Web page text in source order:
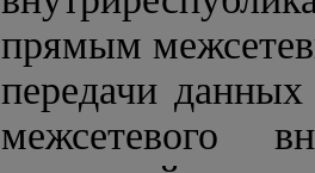
прямым
передачи
межсетевого